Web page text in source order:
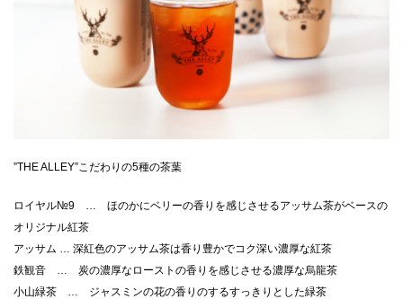
”THE ALLEY”こだわりの5種の茶葉
ロイヤル№9 … ほのかにベリーの香りを感じさせるアッサム茶がベースの
オリジナル紅茶
アッサム … 深紅色のアッサム茶は香り豊かでコク深い濃厚な紅茶
鉄観音 … 炭の濃厚なローストの香りを感じさせる濃厚な烏龍茶
小山緑茶 … ジャスミンの花の香りのするすっきりとした緑茶